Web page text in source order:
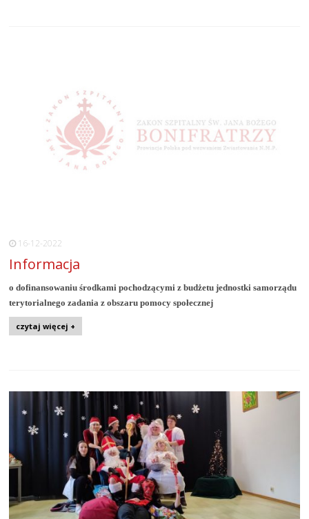
16-12-2022
Informacja
o dofinansowaniu środkami pochodzącymi z budżetu jednostki samorządu
terytorialnegozadania z obszaru pomocy społecznej
czytaj więcej +